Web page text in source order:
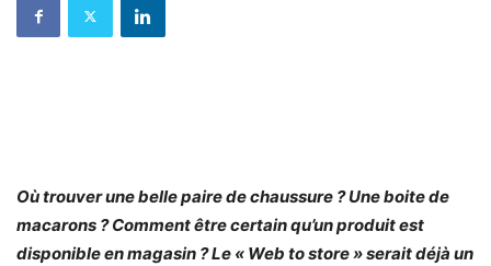
Où trouver une belle paire de chaussure ? Une boite de
macarons ? Comment être certain qu’un produit est
disponible en magasin ? Le « Web to store » serait déjà un